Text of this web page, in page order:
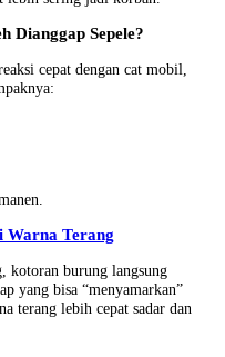
Dianggap Sepele?
cepat dengan cat mobil,
Warna Terang
kotoran burung langsung
yang bisa “menyamarkan”
terang lebih cepat sadar dan